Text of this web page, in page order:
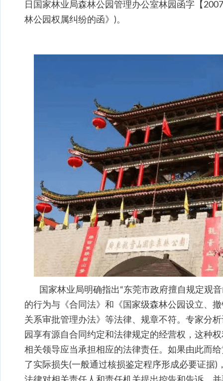
日国家林业局森林公园管理办公室林园函字【
林公园权属纠纷的函》)。
国家林业局明确指出“东莞市政府擅自规定观
的行为与《合同法》和《国家级森林公园设立、
关系审批管理办法》等法律、规章不符。专家分
园享有源自合同约定和法律规定的经营权，这种
相关领导应当承担相应的法律责任。如果由此而
了实际损失(一般通过核损鉴定程序形成必要证据